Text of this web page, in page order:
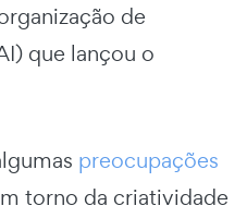
de
que lançou o
preocupações
torno da criatividade